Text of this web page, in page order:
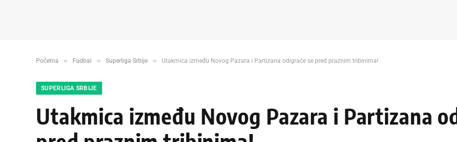
Početna » Fudbal » Superliga Srbije » Utakmica između Novog Pazara i Partizana odigraće se pred praznim tribinima!
SUPERLIGA SRBIJE
Utakmica između Novog Pazara i Partizana